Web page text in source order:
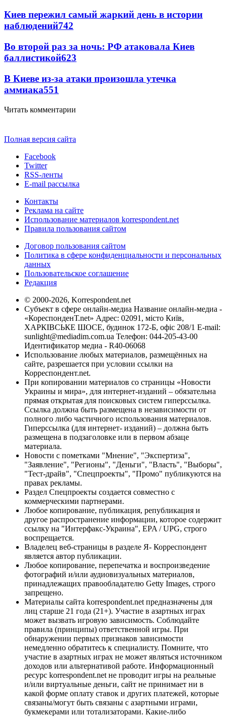
Киев пережил самый жаркий день в истории
наблюдений742
Во второй раз за ночь: РФ атаковала Киев
баллистикой623
В Киеве из-за атаки произошла утечка
аммиака551
Читать комментарии
Полная версия сайта
Facebook
Twitter
RSS-ленты
E-mail рассылка
Контакты
Реклама на сайте
Использование материалов korrespondent.net
Правила пользования сайтом
Договор пользования сайтом
Политика в сфере конфиденциальности и персональных
данных
Пользовательское соглашение
Редакция
© 2000-2026, Korrespondent.net
Субъект в сфере онлайн-медиа Название онлайн-медиа -
«КореспонденТ.net» Адрес: 02091, місто Київ,
ХАРКІВСЬКЕ ШОСЕ, будинок 172-Б, офіс 208/1 E-mail:
sunlight@mediadim.com.ua Телефон: 044-205-43-00
Идентификатор медиа - R40-06068
Использование любых материалов, размещённых на
сайте, разрешается при условии ссылки на
Корреспондент.net.
При копировании материалов со страницы «Новости
Украины и мира», для интернет-изданий – обязательна
прямая открытая для поисковых систем гиперссылка.
Ссылка должна быть размещена в независимости от
полного либо частичного использования материалов.
Гиперссылка (для интернет- изданий) – должна быть
размещена в подзаголовке или в первом абзаце
материала.
Новости с пометками "Мнение", "Экспертиза",
"Заявление", "Регионы", "Деньги", "Власть", "Выборы",
"Тест-драйв", "Спецпроекты", "Промо" публикуются на
правах рекламы.
Раздел Спецпроекты создается совместно с
коммерческими партнерами.
Любое копирование, публикация, републикация и
другое распространение информации, которое содержит
ссылку на "Интерфакс-Украина", EPA / UPG, строго
воспрещается.
Владелец веб-страницы в разделе Я- Корреспондент
является автор публикации.
Любое копирование, перепечатка и воспроизведение
фотографий и/или аудиовизуальных материалов,
принадлежащих правообладателю Getty Images, строго
запрещено.
Материалы сайта korrespondent.net предназначены для
лиц старше 21 года (21+). Участие в азартных играх
может вызвать игровую зависимость. Соблюдайте
правила (принципы) ответственной игры. При
обнаружении первых признаков зависимости
немедленно обратитесь к специалисту. Помните, что
участие в азартных играх не может являться источником
доходов или альтернативой работе. Информационный
ресурс korrespondent.net не проводит игры на реальные
и/или виртуальные деньги, сайт не принимает ни в
какой форме оплату ставок и других платежей, которые
связаны/могут быть связаны с азартными играми,
букмекерами или тотализаторами. Какие-либо